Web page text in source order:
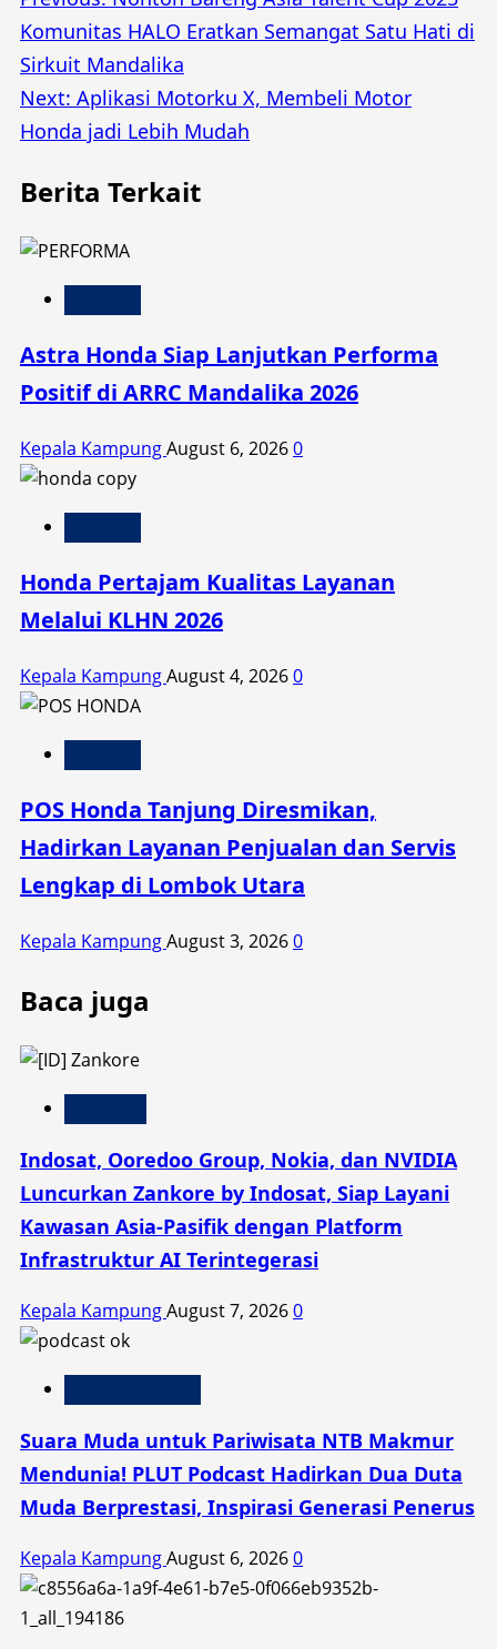
navigation
Komunitas HALO Eratkan Semangat Satu Hati di
Sirkuit Mandalika
Next: Aplikasi Motorku X, Membeli Motor
Honda jadi Lebih Mudah
Berita Terkait
Astra Honda Siap Lanjutkan Performa
Positif di ARRC Mandalika 2026
Kepala KampungAugust 6, 20260
Honda Pertajam Kualitas Layanan
Melalui KLHN 2026
Kepala KampungAugust 4, 20260
POS Honda Tanjung Diresmikan,
Hadirkan Layanan Penjualan dan Servis
Lengkap di Lombok Utara
Kepala KampungAugust 3, 20260
Baca juga
Indosat, Ooredoo Group, Nokia, dan NVIDIA
Luncurkan Zankore by Indosat, Siap Layani
Kawasan Asia-Pasifik dengan Platform
Infrastruktur AI Terintegerasi
Kepala KampungAugust 7, 20260
Suara Muda untuk Pariwisata NTB Makmur
Mendunia! PLUT Podcast Hadirkan Dua Duta
Muda Berprestasi, Inspirasi Generasi Penerus
Kepala KampungAugust 6, 20260